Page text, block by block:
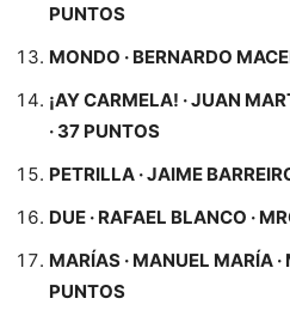
PUNTOS
MONDO · BERNARDO
¡AY CARMELA! · JUAN
· 37 PUNTOS
PETRILLA · JAIME
DUE · RAFAEL BLANCO ·
MARÍAS · MANUEL MARÍA
PUNTOS